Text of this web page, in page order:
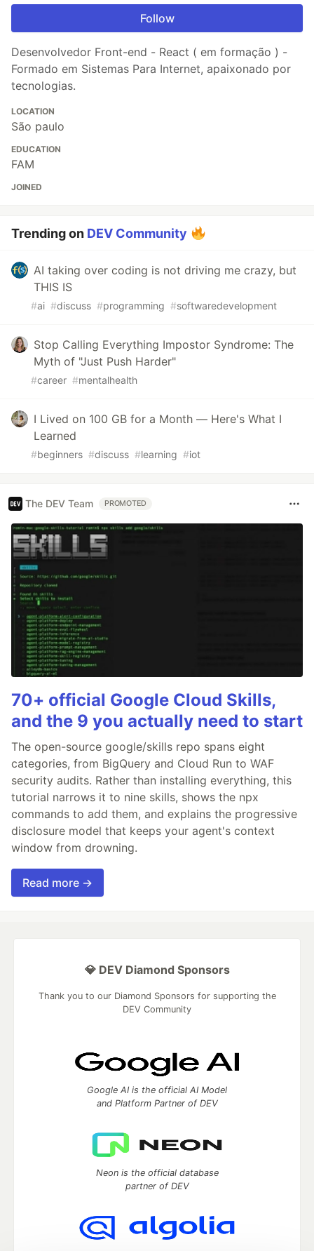
Follow
Desenvolvedor Front-end - React ( em formação ) -
Formado em Sistemas Para Internet, apaixonado por
tecnologias.
LOCATION
São paulo
EDUCATION
FAM
JOINED
Trending on DEV Community
AI taking over coding is not driving me crazy, but
THIS IS
#ai #discuss #programming #softwaredevelopment
Stop Calling Everything Impostor Syndrome: The
Myth of "Just Push Harder"
#career #mentalhealth
I Lived on 100 GB for a Month — Here's What I
Learned
#beginners #discuss #learning #iot
The DEV Team PROMOTED
70+ official Google Cloud Skills,
and the 9 you actually need to start
The open-source google/skills repo spans eight
categories, from BigQuery and Cloud Run to WAF
security audits. Rather than installing everything, this
tutorial narrows it to nine skills, shows the npx
commands to add them, and explains the progressive
disclosure model that keeps your agent's context
window from drowning.
Read more →
💎 DEV Diamond Sponsors
Thank you to our Diamond Sponsors for supporting the
DEV Community
Google AI is the official AI Model
and Platform Partner of DEV
Neon is the official database
partner of DEV